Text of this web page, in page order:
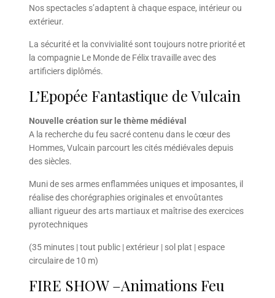
Nos spectacles s’adaptent à chaque espace, intérieur ou
extérieur.
La sécurité et la convivialité sont toujours notre priorité et
la compagnie Le Monde de Félix travaille avec des
artificiers diplômés.
L’Epopée Fantastique de Vulcain
Nouvelle création sur le thème médiéval
A la recherche du feu sacré contenu dans le cœur des
Hommes, Vulcain parcourt les cités médiévales depuis
des siècles.
Muni de ses armes enflammées uniques et imposantes, il
réalise des chorégraphies originales et envoûtantes
alliant rigueur des arts martiaux et maîtrise des exercices
pyrotechniques
(35 minutes | tout public | extérieur | sol plat | espace
circulaire de 10 m)
FIRE SHOW –Animations Feu